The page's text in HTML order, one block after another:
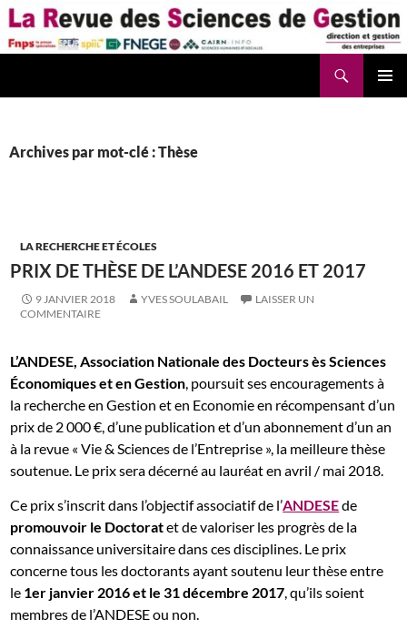
Aller
au
contenu
Archives par mot-clé : Thèse
LA RECHERCHE ET ÉCOLES
PRIX DE THÈSE DE L’ANDESE 2016 ET 2017
9 JANVIER 2018 YVES SOULABAIL
LAISSER UN
COMMENTAIRE
L’ANDESE, Association Nationale des Docteurs ès Sciences
Économiques et en Gestion, poursuit ses encouragements à
la recherche en Gestion et en Economie en récompensant d’un
prix de 2 000 €, d’une publication et d’un abonnement d’un an
à la revue « Vie & Sciences de l’Entreprise », la meilleure thèse
soutenue. Le prix sera décerné au lauréat en avril / mai 2018.
Ce prix s’inscrit dans l’objectif associatif de l’ANDESEde
promouvoir le Doctoratet de valoriser les progrès de la
connaissance universitaire dans ces disciplines. Le prix
concerne tous les doctorants ayant soutenu leur thèse entre
le 1er janvier 2016 et le 31 décembre 2017, qu’ils soient
membres de l’ANDESE ou non.